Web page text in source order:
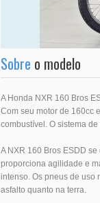
Sobre o modelo
A Honda NXR 160 Bros
Com seu motor de 160cc
combustível. O sistema
A NXR 160 Bros ESDD
proporciona agilidade e
intenso. Os pneus de uso
asfalto quanto na terra.